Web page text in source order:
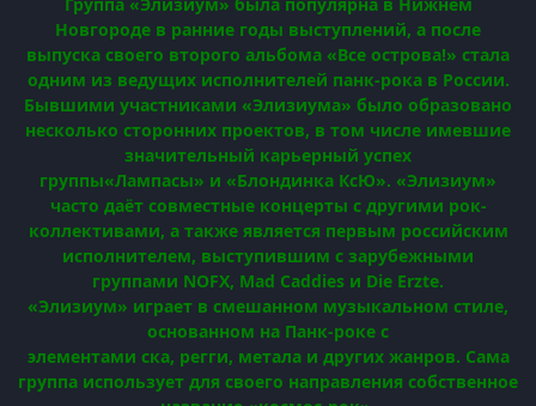
Новгороде в ранние годы выступлений, а после
выпуска своего второго альбома «Все острова!» стала
одним из ведущих исполнителей панк-рокав России.
Бывшими участниками «Элизиума» было образовано
несколько сторонних проектов, в том числе имевшие
значительный карьерный успех
группы«Лампасы» и «Блондинка КсЮ». «Элизиум»
часто даёт совместные концерты с другими рок-
коллективами, а также является первым российским
исполнителем, выступившим с зарубежными
группами NOFX, Mad Caddies и Die Erzte.
«Элизиум» играет в смешанном музыкальном стиле,
основанном на Панк-роке с
элементами ска, регги, метала и других жанров. Сама
группа использует для своего направления собственное